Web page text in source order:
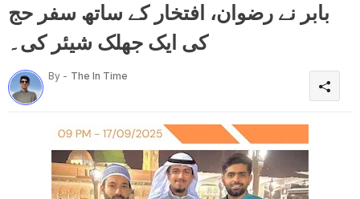
بابر نے رضوان، افتخار کے ساتھ سفر حج
کی ایک جھلک شیئر کی۔
By - The In Time